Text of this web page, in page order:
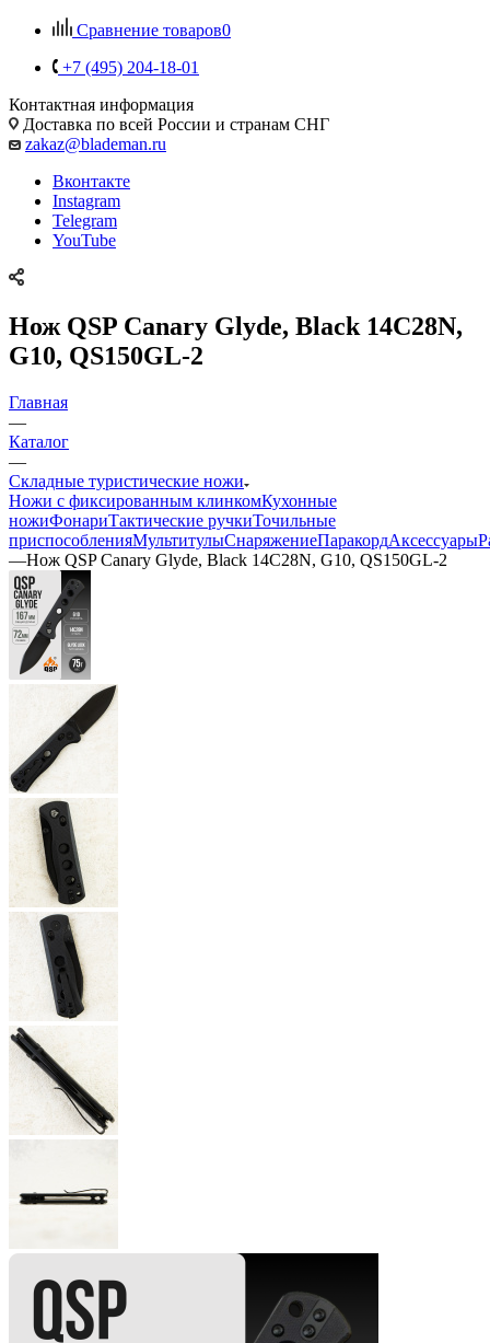
Сравнение товаров0
+7 (495) 204-18-01
Контактная информация
Доставка по всей России и странам СНГ
zakaz@blademan.ru
Вконтакте
Instagram
Telegram
YouTube
Нож QSP Canary Glyde, Black 14C28N,
G10, QS150GL-2
Главная
—
Каталог
—
Складные туристические ножи
Ножи с фиксированным клинкомКухонные
ножиФонариТактические ручкиТочильные
приспособленияМультитулыСнаряжениеПаракордАксессуары
—Нож QSP Canary Glyde, Black 14C28N, G10, QS150GL-2